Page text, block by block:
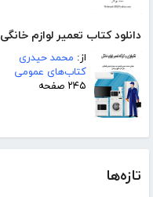
دانلود کتاب تعمیر لوازم خانگی
از: محمد حیدری
کتاب‌های عمومی
۲۴۵ صفحه
تازه‌ها